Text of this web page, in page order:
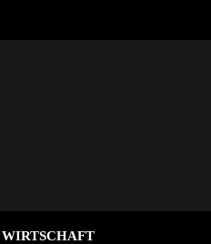
WIRTSCHAFT